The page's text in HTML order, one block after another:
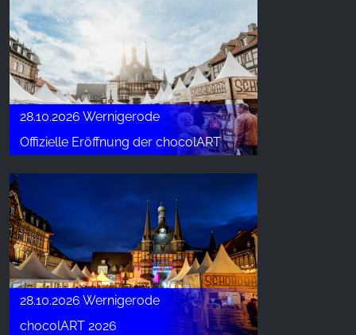
28.10.2026 Wernigerode
Offizielle Eröffnung der chocolART
28.10.2026 Wernigerode
chocolART 2026